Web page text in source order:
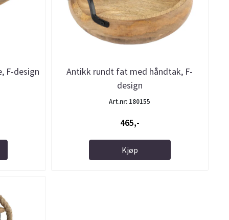
F-design
Antikk rundt fat med håndtak, F-
design
Art.nr: 180155
465,-
Kjøp